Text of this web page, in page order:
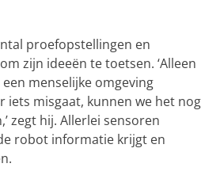
proefopstellingen en
zijn ideeën te toetsen. ‘Alleen
menselijke omgeving
iets misgaat, kunnen we het nog
zegt hij. Allerlei sensoren
robot informatie krijgt en